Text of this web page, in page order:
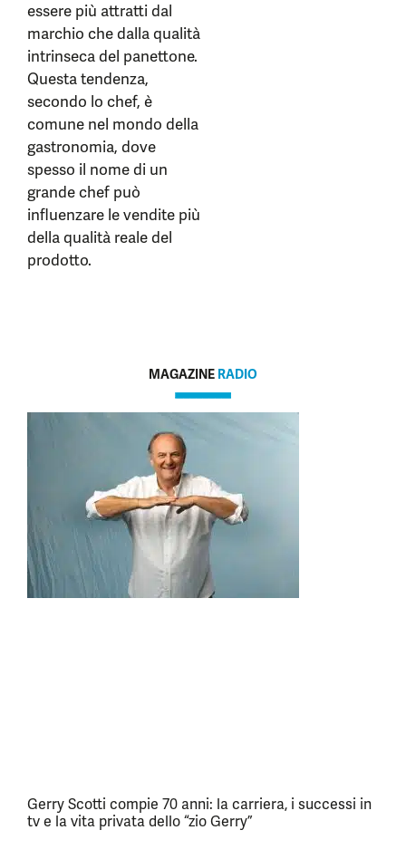
essere più attratti dal
marchio che dalla qualità
intrinseca del panettone.
Questa tendenza,
secondo lo chef, è
comune nel mondo della
gastronomia, dove
spesso il nome di un
grande chef può
influenzare le vendite più
della qualità reale del
prodotto.
MAGAZINE RADIO
Gerry Scotti compie 70 anni: la carriera, i successi in
tv e la vita privata dello “zio Gerry”